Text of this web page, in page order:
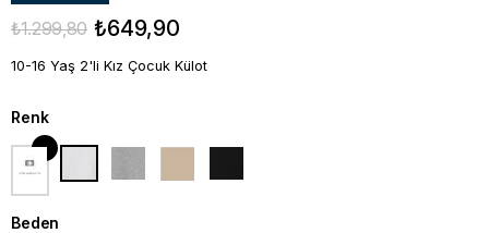
₺1.299,80 ₺649,90
10-16 Yaş 2'li Kız Çocuk Külot
Renk
Beden